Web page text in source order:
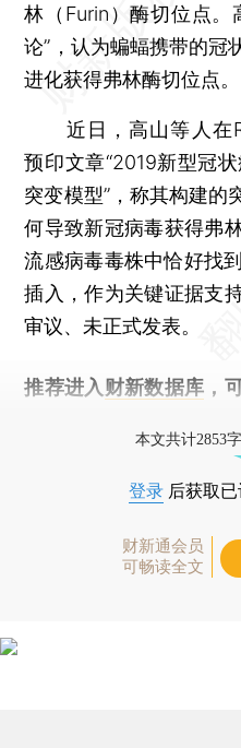
林（Furin）酶切位点。
论”，认为蝙蝠携带的冠
进化获得弗林酶切位点。
近日，高山等人在
预印文章“2019新型冠
突变模型”，称其构建的
何导致新冠病毒获得弗
流感病毒毒株中恰好找
插入，作为关键证据支
审议、未正式发表。
推荐进入 财新数据库 ，
本文共计2853
登录 后获取
财新通会员
可畅读全文